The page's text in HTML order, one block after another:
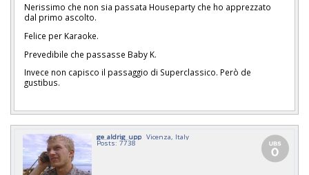
Nerissimo che non sia passata Houseparty che ho apprezzato
dal primo ascolto.
Felice per Karaoke.
Prevedibile che passasse Baby K.
Invece non capisco il passaggio di Superclassico. Però de
gustibus.
ge_aldrig_upp Vicenza, Italy
Posts: 7738